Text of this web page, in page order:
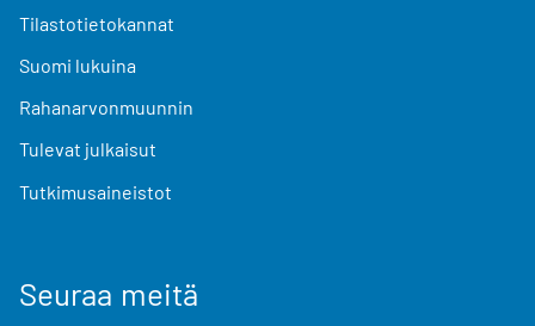
Tilastotietokannat
Suomi lukuina
Rahanarvonmuunnin
Tulevat julkaisut
Tutkimusaineistot
Seuraa meitä